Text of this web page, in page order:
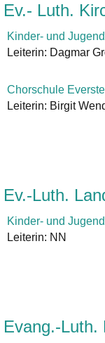
Ev.- Luth.
Kinder- und
Leiterin: Dagmar
Chorschule
Leiterin: Birgit
Ev.-Luth.
Kinder- und
Leiterin: NN
Evang.-Luth.